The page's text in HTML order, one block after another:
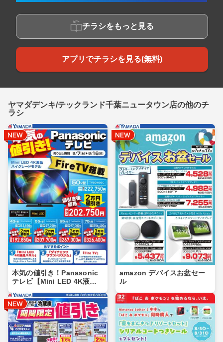
チラシをもっと見る
アプリでチラシを見る(無料)
ヤマダデンキ/テックランド千葉ニュータウン店の他のチ
ラシ
本気の値引き！Panasonic
テレビ【Mini LED 4K液
amazon デバイスお盆セー
ル